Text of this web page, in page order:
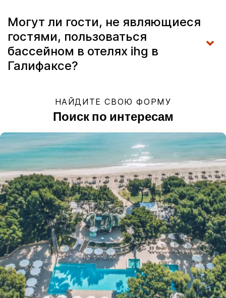
Могут ли гости, не являющиеся
гостями, пользоваться
бассейном в отелях ihg в
Галифаксе?
НАЙДИТЕ СВОЮ ФОРМУ
Поиск по интересам